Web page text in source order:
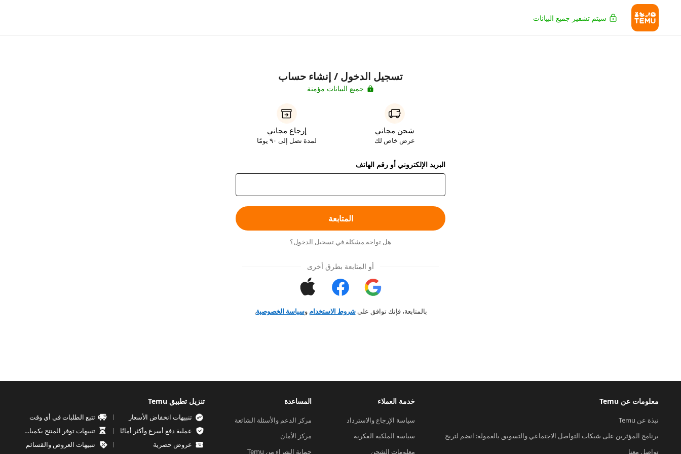
سيتم تشفير جميع البيانات
تسجيل الدخول / إنشاء حساب
جميع البيانات مؤمنة
شحن مجاني
عرض خاص لك
إرجاع مجاني
لمدة تصل إلى ٩٠ يومًا
البريد الإلكتروني أو رقم الهاتف
المتابعة
هل تواجه مشكلة في تسجيل الدخول؟
أو المتابعة بطرق أخرى
بالمتابعة، فإنك توافق علىشروط الاستخدام وسياسة الخصوصية.
معلومات عن Temu
نبذة عن Temu
برنامج المؤثرين على شبكات التواصل الاجتماعي والتسويق بالعمولة: انضم لتربح
تواصل معنا
خدمة العملاء
سياسة الإرجاع والاسترداد
سياسة الملكية الفكرية
معلومات الشحن
المساعدة
مركز الدعم والأسئلة الشائعة
مركز الأمان
حماية الشراء من Temu
تنزيل تطبيق Temu
تنبيهات انخفاض الأسعار
تتبع الطلبات في أي وقت
عملية دفع أسرع وأكثر أمانًا
تنبيهات توفر المنتج بكميات محدودة
عروض حصرية
تنبيهات العروض والقسائم